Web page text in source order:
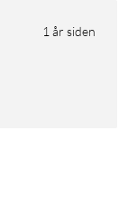
1 år siden